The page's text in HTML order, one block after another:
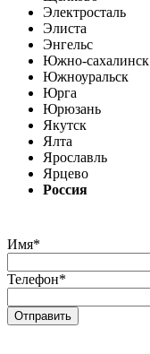
Электросталь
Элиста
Энгельс
Южно-сахалинск
Южноуральск
Юрга
Юрюзань
Якутск
Ялта
Ярославль
Ярцево
Россия
Имя*
Телефон*